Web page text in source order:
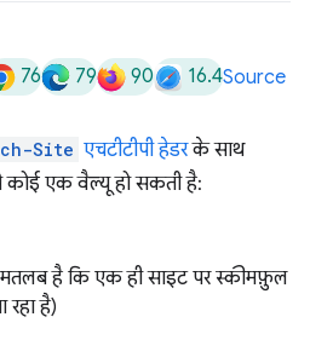
76 79 90 16.4Source
Site एचटीटीपी हेडरके साथ
कोई एक वैल्यू हो सकती है:
है कि एक ही साइट पर स्कीमफ़ुल
रहा है)